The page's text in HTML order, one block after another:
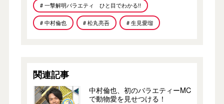
# 一撃解明バラエティ ひと目でわかる!!
# 中村倫也 # 松丸亮吾 # 生見愛瑠
関連記事
中村倫也、初のバラエティーMC
で動物愛を見せつける！